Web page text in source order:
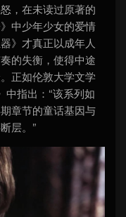
，在未读过原著的
中少年少女的爱情
》才真正以成年人
的失衡，使得中途
正如伦敦大学文学
中指出：“该系列如
章节的童话基因与
层。”